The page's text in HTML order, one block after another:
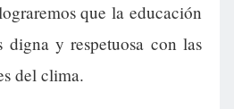
que la educación
digna y respetuosa con las
del clima.